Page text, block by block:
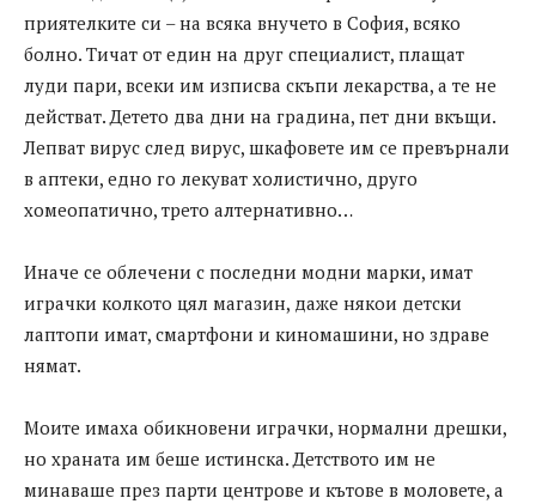
приятелките си – на всяка внучето в София, всяко
болно. Тичат от един на друг специалист, плащат
луди пари, всеки им изписва скъпи лекарства, а те не
действат. Детето два дни на градина, пет дни вкъщи.
Лепват вирус след вирус, шкафовете им се превърнали
в аптеки, едно го лекуват холистично, друго
хомеопатично, трето алтернативно…
Иначе се облечени с последни модни марки, имат
играчки колкото цял магазин, даже някои детски
лаптопи имат, смартфони и киномашини, но здраве
нямат.
Моите имаха обикновени играчки, нормални дрешки,
но храната им беше истинска. Детството им не
минаваше през парти центрове и кътове в моловете, а